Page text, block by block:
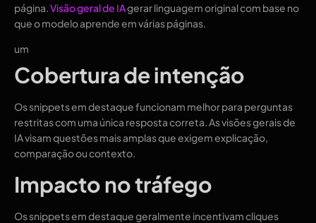
página.Visão geral de IAgerar linguagem original com base no
que o modelo aprende em várias páginas.
um
Cobertura de intenção
Os snippets em destaque funcionam melhor para perguntas
restritas com uma única resposta correta. As visões gerais de
IA visam questões mais amplas que exigem explicação,
comparação ou contexto.
Impacto no tráfego
Os snippets em destaque geralmente incentivam cliques